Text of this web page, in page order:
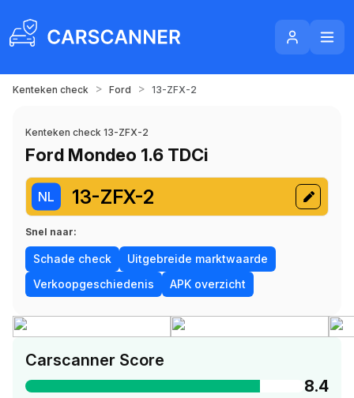
Kenteken check > Ford > 13-ZFX-2
Kenteken check 13-ZFX-2
Ford Mondeo 1.6 TDCi
NL 13-ZFX-2
Snel naar:
Schade check
Uitgebreide marktwaarde
Verkoopgeschiedenis
APK overzicht
Carscanner Score
8.4